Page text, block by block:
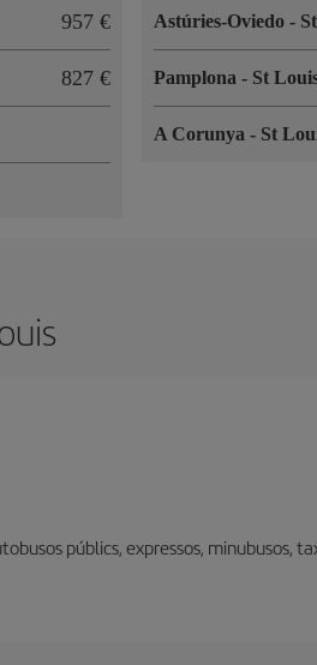
957
827
Astúries-Oviedo-
Pamplona- St
A Corunya- St
públics, expressos, minubusos,